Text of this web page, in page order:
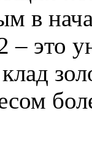
в
это
клад